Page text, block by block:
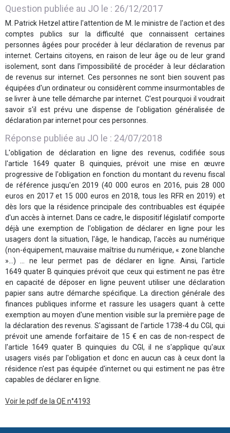
Question publiée au JO le : 26/12/2017
M. Patrick Hetzel attire l'attention de M. le ministre de l'action et des
comptes publics sur la difficulté que connaissent certaines
personnes âgées pour procéder à leur déclaration de revenus par
internet. Certains citoyens, en raison de leur âge ou de leur grand
isolement, sont dans l'impossibilité de procéder à leur déclaration
de revenus sur internet. Ces personnes ne sont bien souvent pas
équipées d'un ordinateur ou considèrent comme insurmontables de
se livrer à une telle démarche par internet. C'est pourquoi il voudrait
savoir s'il est prévu une dispense de l'obligation généralisée de
déclaration par internet pour ces personnes.
Réponse publiée au JO le : 24/07/2018
L'obligation de déclaration en ligne des revenus, codifiée sous
l'article 1649 quater B quinquies, prévoit une mise en œuvre
progressive de l'obligation en fonction du montant du revenu fiscal
de référence jusqu'en 2019 (40 000 euros en 2016, puis 28 000
euros en 2017 et 15 000 euros en 2018, tous les RFR en 2019) et
dès lors que la résidence principale des contribuables est équipée
d'un accès à internet. Dans ce cadre, le dispositif législatif comporte
déjà une exemption de l'obligation de déclarer en ligne pour les
usagers dont la situation, l'âge, le handicap, l'accès au numérique
(non-équipement, mauvaise maîtrise du numérique, « zone blanche
»…) … ne leur permet pas de déclarer en ligne. Ainsi, l'article
1649 quater B quinquies prévoit que ceux qui estiment ne pas être
en capacité de déposer en ligne peuvent utiliser une déclaration
papier sans autre démarche spécifique. La direction générale des
finances publiques informe et rassure les usagers quant à cette
exemption au moyen d'une mention visible sur la première page de
la déclaration des revenus. S'agissant de l'article 1738-4 du CGI, qui
prévoit une amende forfaitaire de 15 € en cas de non-respect de
l'article 1649 quater B quinquies du CGI, il ne s'applique qu'aux
usagers visés par l'obligation et donc en aucun cas à ceux dont la
résidence n'est pas équipée d'internet ou qui estiment ne pas être
capables de déclarer en ligne.
Voir le pdf de la QE n°4193